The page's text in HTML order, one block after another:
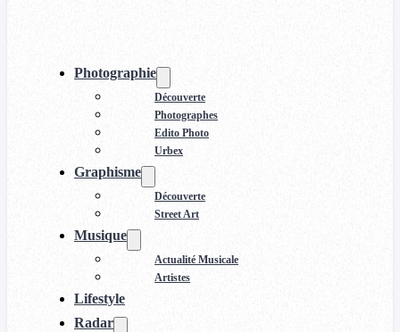
Photographie
Découverte
Photographes
Edito Photo
Urbex
Graphisme
Découverte
Street Art
Musique
Actualité Musicale
Artistes
Lifestyle
Radar